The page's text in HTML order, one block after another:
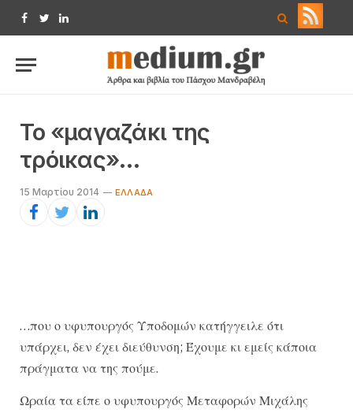
Facebook
TwitterLinkedIn
Το «μαγαζάκι της
τρόικας»…
15 Μαρτίου 2014 EΛΛΆΔΑ
…που ο υφυπουργός Υποδομών κατήγγειλε ότι
υπάρχει, δεν έχει διεύθυνση; Έχουμε κι εμείς κάποια
πράγματα να της πούμε.
Ωραία τα είπε ο υφυπουργός Μεταφορών Μιχάλης